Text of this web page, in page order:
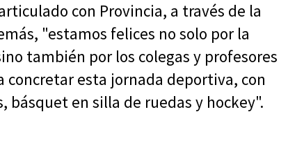
con Provincia, a través de la
"estamos felices no solo por la
también por los colegas y profesores
concretar esta jornada deportiva, con
en silla de ruedas y hockey".